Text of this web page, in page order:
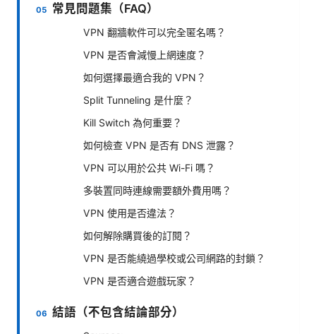
常見問題集（FAQ）
VPN 翻牆軟件可以完全匿名嗎？
VPN 是否會減慢上網速度？
如何選擇最適合我的 VPN？
Split Tunneling 是什麼？
Kill Switch 為何重要？
如何檢查 VPN 是否有 DNS 泄露？
VPN 可以用於公共 Wi-Fi 嗎？
多裝置同時連線需要額外費用嗎？
VPN 使用是否違法？
如何解除購買後的訂閱？
VPN 是否能繞過學校或公司網路的封鎖？
VPN 是否適合遊戲玩家？
結語（不包含結論部分）